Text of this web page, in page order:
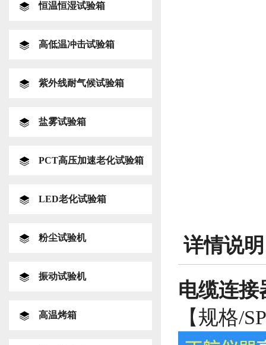
恒温恒湿试验箱
高低温冲击试验箱
紫外线耐气候试验箱
盐雾试验箱
PCT高压加速老化试验箱
LED老化试验箱
粉尘试验机
振动试验机
高温烤箱
详情说明
电缆连接
【规格/